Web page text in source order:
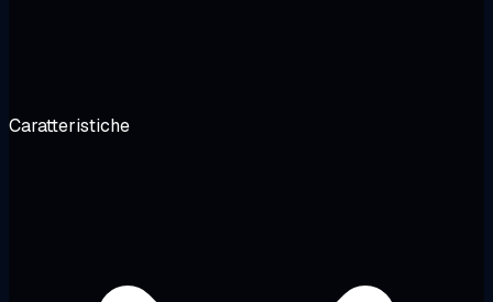
Caratteristiche